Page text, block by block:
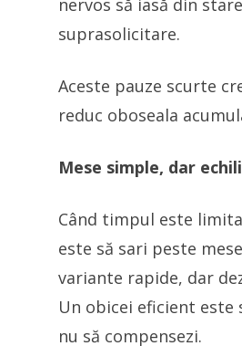
nervos să iasă din
suprasolicitare.
Aceste pauze scurte
reduc oboseala
Mese simple, dar
Când timpul este
este să sari peste
variante rapide, dar
Un obicei eficient este
nu să compensezi.